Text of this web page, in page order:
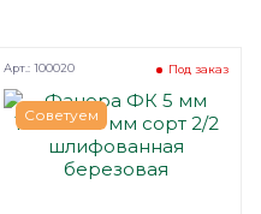
Советуем
Под заказ
Арт.: 100020